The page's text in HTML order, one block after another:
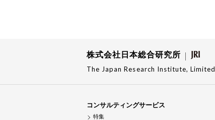
株式会社日本総合研究所
The Japan Research Institute, Limited
コンサルティングサービス
特集